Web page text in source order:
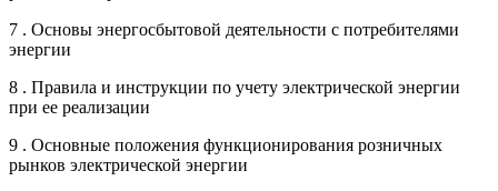
7 . Основы энергосбытовой деятельности с потребителями
энергии
8 . Правила и инструкции по учету электрической энергии
при ее реализации
9 . Основные положения функционирования розничных
рынков электрической энергии